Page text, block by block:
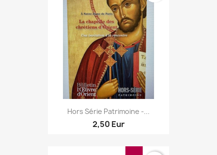
Hors Série Patrimoine -...
2,50 Eur